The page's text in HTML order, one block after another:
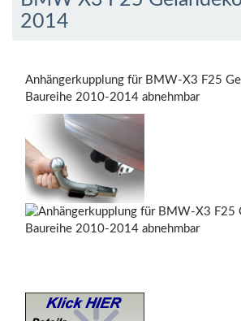
2014
Anhängerkupplung für BMW-X3 F25
Baureihe 2010-2014 abnehmbar